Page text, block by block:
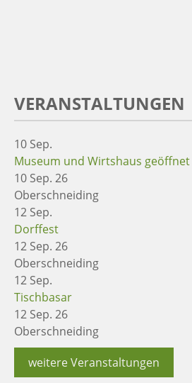
VERANSTALTUNGEN
10 Sep.
Museum und Wirtshaus geöffnet
10 Sep. 26
Oberschneiding
12 Sep.
Dorffest
12 Sep. 26
Oberschneiding
12 Sep.
Tischbasar
12 Sep. 26
Oberschneiding
weitere Veranstaltungen